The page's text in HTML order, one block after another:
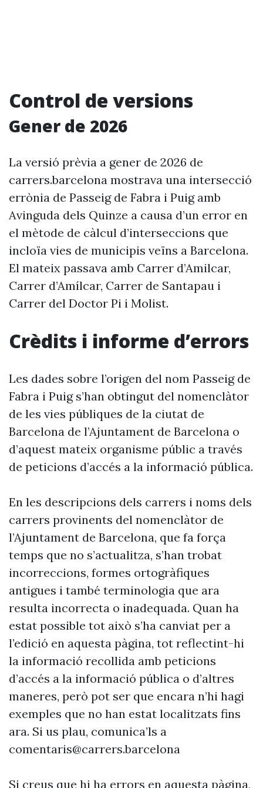
Control de versions
Gener de 2026
La versió prèvia a gener de 2026 de
carrers.barcelona mostrava una intersecció
errònia de Passeig de Fabra i Puig amb
Avinguda dels Quinze a causa d’un error en
el mètode de càlcul d’interseccions que
incloïa vies de municipis veïns a Barcelona.
El mateix passava amb Carrer d’Amilcar,
Carrer d’Amílcar, Carrer de Santapau i
Carrer del Doctor Pi i Molist.
Crèdits i informe d’errors
Les dades sobre l’origen del nom Passeig de
Fabra i Puig s’han obtingut del nomenclàtor
de les vies públiques de la ciutat de
Barcelona de l’Ajuntament de Barcelona o
d’aquest mateix organisme públic a través
de peticions d’accés a la informació pública.
En les descripcions dels carrers i noms dels
carrers provinents del nomenclàtor de
l’Ajuntament de Barcelona, que fa força
temps que no s’actualitza, s’han trobat
incorreccions, formes ortogràfiques
antigues i també terminologia que ara
resulta incorrecta o inadequada. Quan ha
estat possible tot això s’ha canviat per a
l’edició en aquesta pàgina, tot reflectint-hi
la informació recollida amb peticions
d’accés a la informació pública o d’altres
maneres, però pot ser que encara n’hi hagi
exemples que no han estat localitzats fins
ara. Si us plau, comunica’ls a
comentaris@carrers.barcelona
Si creus que hi ha errors en aquesta pàgina,